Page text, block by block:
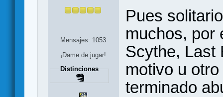
Mensajes: 1053
¡Dame de jugar!
Distinciones
Pues
muchos, por
Scythe, Last
motivo u
terminado